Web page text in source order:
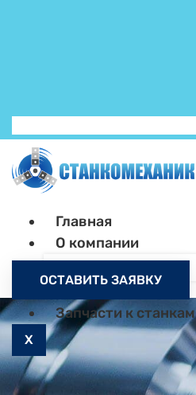
Главная
О компании
Запчасти к станкам
X
ОСТАВИТЬ ЗАЯВКУ